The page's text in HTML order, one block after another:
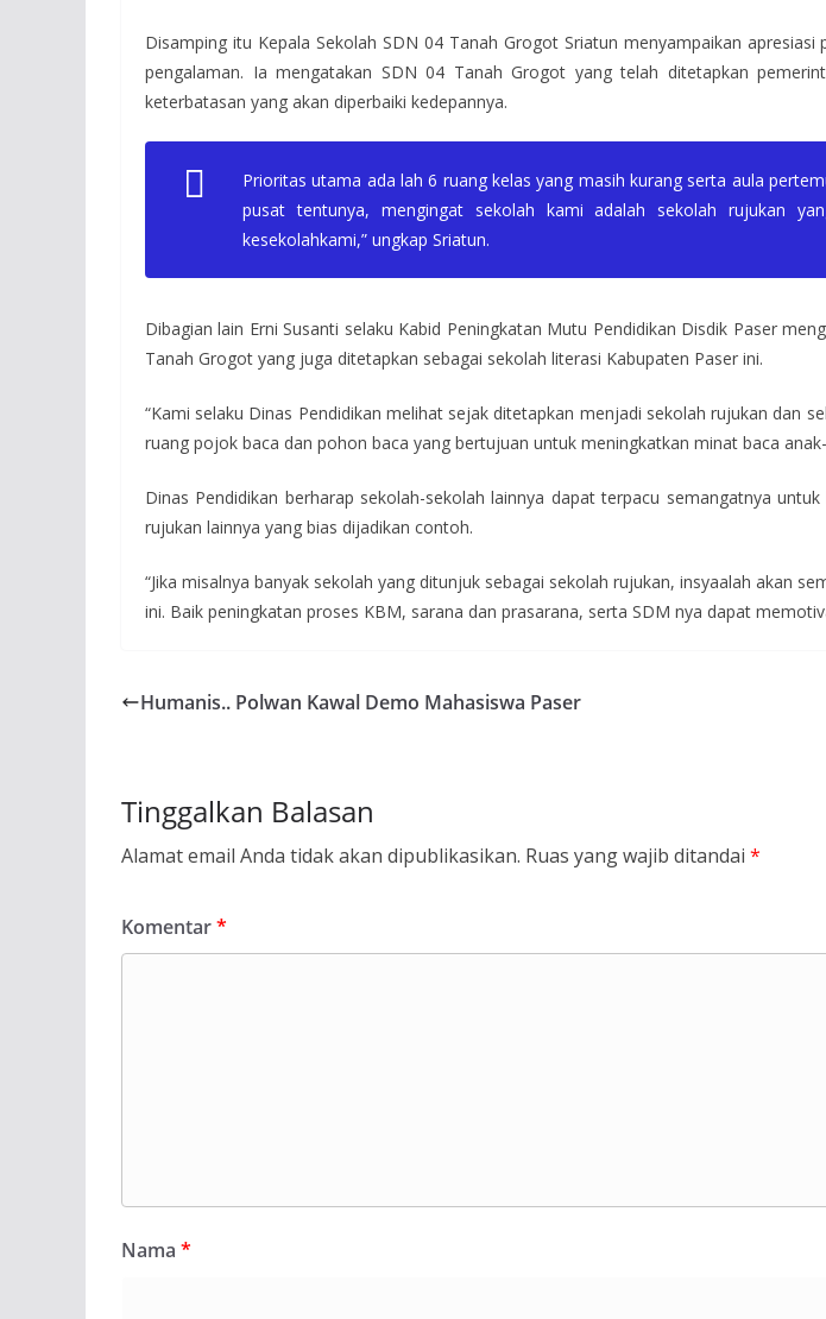
Disamping itu Kepala Sekolah SDN 04 Tanah Grogot Sriatun menyampaikan
pengalaman. Ia mengatakan SDN 04 Tanah Grogot yang telah ditetapkan
keterbatasan yang akan diperbaiki kedepannya.
Prioritas utama ada lah 6 ruang kelas yang masih kurang serta aula
pusat tentunya, mengingat sekolah kami adalah sekolah rujukan
kesekolahkami,” ungkap Sriatun.
Dibagian lain Erni Susanti selaku Kabid Peningkatan Mutu Pendidikan Disdik Paser
Tanah Grogot yang juga ditetapkan sebagai sekolah literasi Kabupaten Paser ini.
“Kami selaku Dinas Pendidikan melihat sejak ditetapkan menjadi sekolah rujukan dan
ruang pojok baca dan pohon baca yang bertujuan untuk meningkatkan minat baca
Dinas Pendidikan berharap sekolah-sekolah lainnya dapat terpacu semangatnya
rujukan lainnya yang bias dijadikan contoh.
“Jika misalnya banyak sekolah yang ditunjuk sebagai sekolah rujukan, insyaalah akan
ini. Baik peningkatan proses KBM, sarana dan prasarana, serta SDM nya dapat
Humanis.. Polwan Kawal Demo Mahasiswa Paser
Tinggalkan Balasan
Alamat email Anda tidak akan dipublikasikan. Ruas yang wajib ditandai *
Komentar*
Nama *